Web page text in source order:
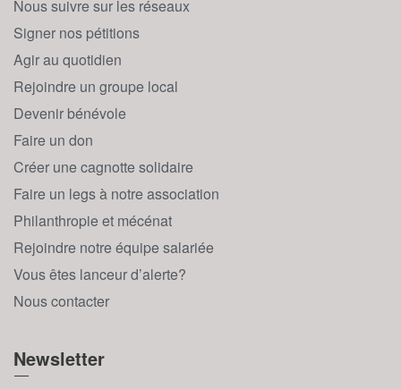
Nous suivre sur les réseaux
Signer nos pétitions
Agir au quotidien
Rejoindre un groupe local
Devenir bénévole
Faire un don
Créer une cagnotte solidaire
Faire un legs à notre association
Philanthropie et mécénat
Rejoindre notre équipe salariée
Vous êtes lanceur d’alerte?
Nous contacter
Newsletter